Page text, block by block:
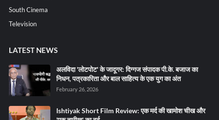
South Cinema
Television
LATEST NEWS
अलविदा 'लोटपोट' के जादूगर: दिग्गज संपादक पी.के. बजाज का
निधन, पत्रकारिता और बाल साहित्य के एक युग का अंत
February 26, 2026
Ishtiyak Short Film Review: एक मर्द की खामोश चीख और